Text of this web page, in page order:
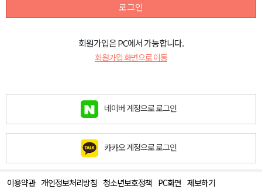
로그인
회원가입은 PC에서 가능합니다.
회원가입 화면으로 이동
네이버 계정으로 로그인
카카오 계정으로 로그인
이용약관 개인정보처리방침 청소년보호정책 PC화면 제보하기